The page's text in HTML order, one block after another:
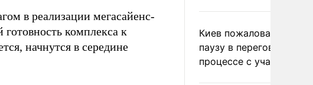
в реализации мегасайенс-
комплекса к
начнутся в середине
Киев пожаловался на
паузу в переговорном
процессе с участием